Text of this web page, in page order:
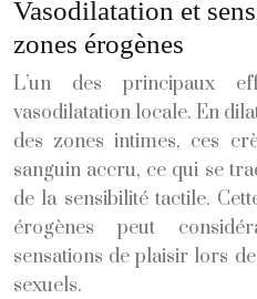
Vasodilatation et
zones érogènes
L’un des principaux
vasodilatation locale. En
des zones intimes, ces
sanguin accru, ce qui se
de la sensibilité tactile.
érogènes peut
sensations de plaisir lors
sexuels.